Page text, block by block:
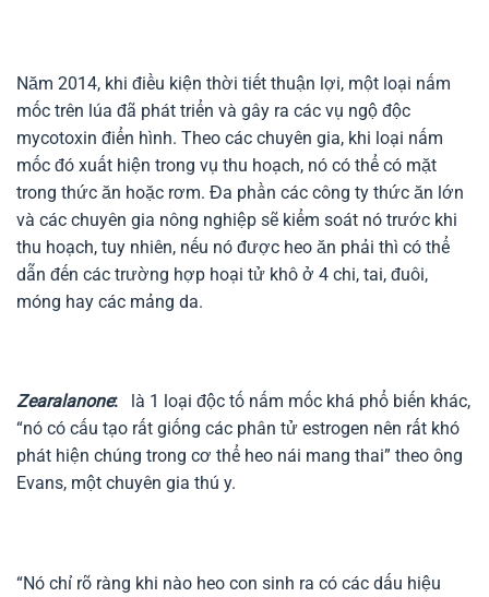
Năm 2014, khi điều kiện thời tiết thuận lợi, một loại nấm
mốc trên lúa đã phát triển và gây ra các vụ ngộ độc
mycotoxin điển hình. Theo các chuyên gia, khi loại nấm
mốc đó xuất hiện trong vụ thu hoạch, nó có thể có mặt
trong thức ăn hoặc rơm. Đa phần các công ty thức ăn lớn
và các chuyên gia nông nghiệp sẽ kiểm soát nó trước khi
thu hoạch, tuy nhiên, nếu nó được heo ăn phải thì có thể
dẫn đến các trường hợp hoại tử khô ở 4 chi, tai, đuôi,
móng hay các mảng da.
Zearalanone: là 1 loại độc tố nấm mốc khá phổ biến khác,
“nó có cấu tạo rất giống các phân tử estrogen nên rất khó
phát hiện chúng trong cơ thể heo nái mang thai” theo ông
Evans, một chuyên gia thú y.
“Nó chỉ rõ ràng khi nào heo con sinh ra có các dấu hiệu